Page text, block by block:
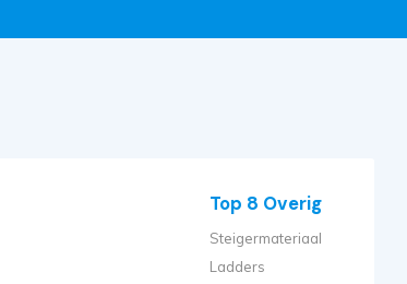
Top 8 Overig
Steigermateriaal
Ladders